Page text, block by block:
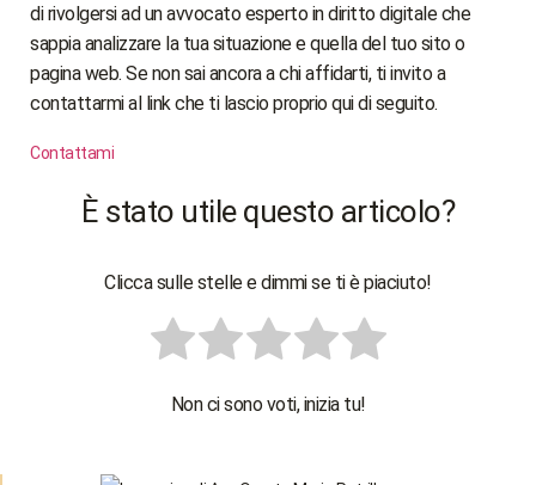
di rivolgersi ad un avvocato esperto in diritto digitale che
sappia analizzare la tua situazione e quella del tuo sito o
pagina web. Se non sai ancora a chi affidarti, ti invito a
contattarmi al link che ti lascio proprio qui di seguito.
Contattami
È stato utile questo articolo?
Clicca sulle stelle e dimmi se ti è piaciuto!
Non ci sono voti, inizia tu!